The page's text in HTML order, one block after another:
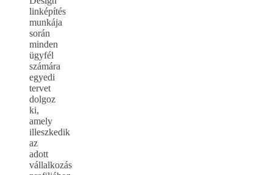
linképítés
munkája
során
minden
ügyfél
számára
egyedi
tervet
dolgoz
ki,
amely
illeszkedik
az
adott
vállalkozás